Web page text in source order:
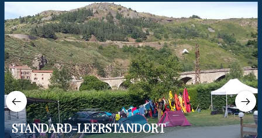
STANDARD-LEERSTANDORT